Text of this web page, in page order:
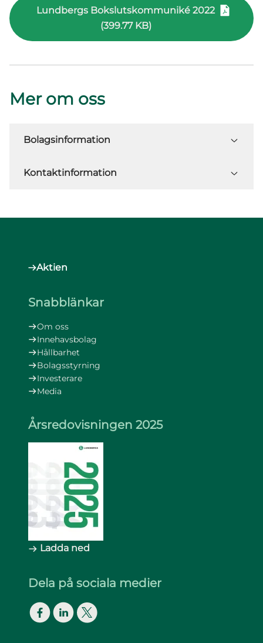
Lundbergs Bokslutskommuniké 2022
(399.77 KB)
Mer om oss
Bolagsinformation
Kontaktinformation
Aktien
Snabblänkar
Om oss
Innehavsbolag
Hållbarhet
Bolagsstyrning
Investerare
Media
Årsredovisningen 2025
Ladda ned
Dela på sociala medier
FacebookLinkedInTwitter